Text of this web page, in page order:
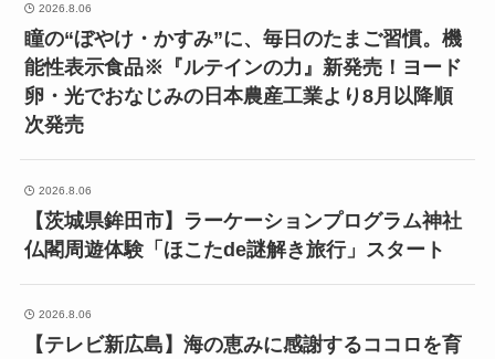
2026.8.06
瞳の“ぼやけ・かすみ”に、毎日のたまご習慣。機
能性表示食品※『ルテインの力』新発売！ヨード
卵・光でおなじみの日本農産工業より8月以降順
次発売
2026.8.06
【茨城県鉾田市】ラーケーションプログラム神社
仏閣周遊体験「ほこたde謎解き旅行」スタート
2026.8.06
【テレビ新広島】海の恵みに感謝するココロを育